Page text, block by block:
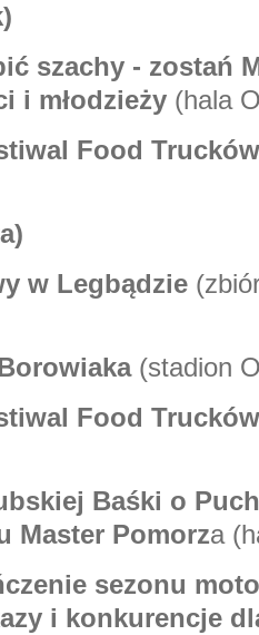
szachy - zostań
i młodzieży (hala
Food Trucków
w Legbądzie
(stadion
Food Trucków
Baśki o
Master Pomorza
sezonu
i konkurencje